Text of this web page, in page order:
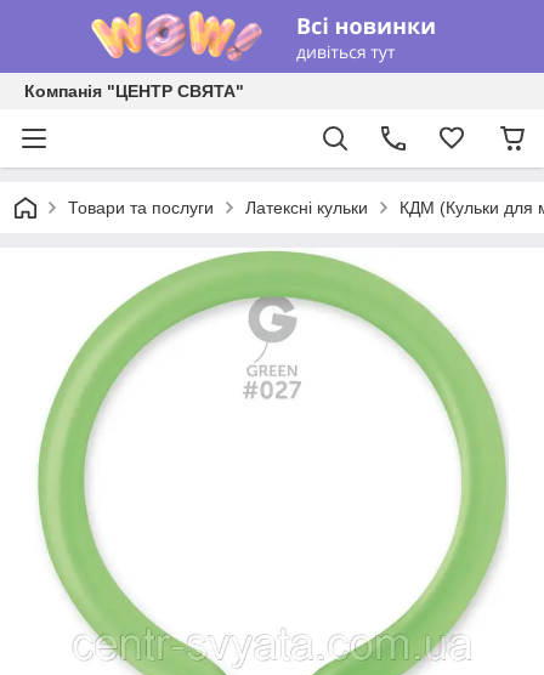
Компанія "ЦЕНТР СВЯТА"
Товари та послуги Латексні кульки КДМ (Кульки для